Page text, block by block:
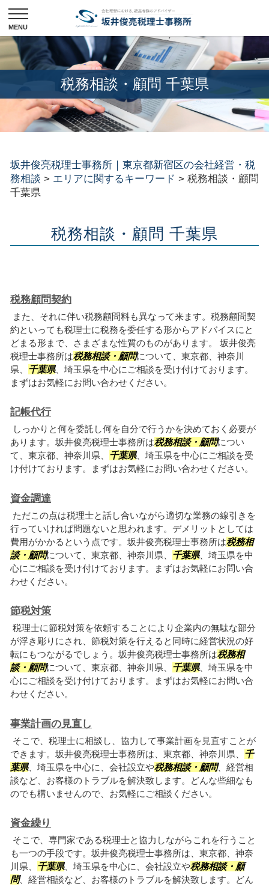
税務相談・顧問 千葉県
坂井俊亮税理士事務所｜東京都新宿区の会社経営・税
務相談 > エリアに関するキーワード > 税務相談・顧問
千葉県
税務相談・顧問 千葉県
税務顧問契約
また、それに伴い税務顧問料も異なって来ます。税務顧問契
約といっても税理士に税務を委任する形からアドバイスにと
どまる形まで、さまざまな性質のものがあります。 坂井俊亮
税理士事務所は税務相談・顧問について、東京都、神奈川
県、 千葉県、埼玉県を中心にご相談を受け付けております。
まずはお気軽にお問い合わせください。
記帳代行
しっかりと何を委託し何を自分で行うかを決めておく必要が
あります。坂井俊亮税理士事務所は税務相談・顧問につい
て、東京都、神奈川県、 千葉県、埼玉県を中心にご相談を受
け付けております。まずはお気軽にお問い合わせください。
資金調達
ただこの点は税理士と話し合いながら適切な業務の線引きを
行っていければ問題ないと思われます。デメリットとしては
費用がかかるという点です。坂井俊亮税理士事務所は税務相
談・顧問について、東京都、神奈川県、 千葉県、埼玉県を中
心にご相談を受け付けております。まずはお気軽にお問い合
わせください。
節税対策
税理士に節税対策を依頼することにより企業内の無駄な部分
が浮き彫りにされ、節税対策を行えると同時に経営状況の好
転にもつながるでしょう。坂井俊亮税理士事務所は税務相
談・顧問について、東京都、神奈川県、 千葉県、埼玉県を中
心にご相談を受け付けております。まずはお気軽にお問い合
わせください。
事業計画の見直し
そこで、税理士に相談し、協力して事業計画を見直すことが
できます。坂井俊亮税理士事務所は、東京都、神奈川県、 千
葉県、埼玉県を中心に、会社設立や税務相談・顧問、経営相
談など、お客様のトラブルを解決致します。どんな些細なも
のでも構いませんので、お気軽にご相談ください。
資金繰り
そこで、専門家である税理士と協力しながらこれを行うこと
も一つの手段です。坂井俊亮税理士事務所は、東京都、神奈
川県、 千葉県、埼玉県を中心に、会社設立や税務相談・顧
問、経営相談など、お客様のトラブルを解決致します。どん